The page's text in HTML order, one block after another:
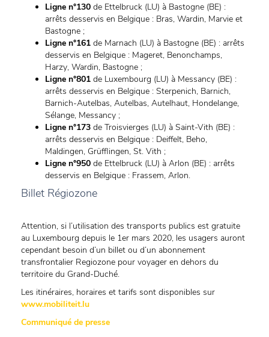
Ligne n°130 de Ettelbruck (LU) à Bastogne (BE) :
arrêts desservis en Belgique : Bras, Wardin, Marvie et
Bastogne ;
Ligne n°161 de Marnach (LU) à Bastogne (BE) : arrêts
desservis en Belgique : Mageret, Benonchamps,
Harzy, Wardin, Bastogne ;
Ligne n°801 de Luxembourg (LU) à Messancy (BE) :
arrêts desservis en Belgique : Sterpenich, Barnich,
Barnich-Autelbas, Autelbas, Autelhaut, Hondelange,
Sélange, Messancy ;
Ligne n°173 de Troisvierges (LU) à Saint-Vith (BE) :
arrêts desservis en Belgique : Deiffelt, Beho,
Maldingen, Grüfflingen, St. Vith ;
Ligne n°950 de Ettelbruck (LU) à Arlon (BE) : arrêts
desservis en Belgique : Frassem, Arlon.
Billet Régiozone
Attention, si l’utilisation des transports publics est gratuite
au Luxembourg depuis le 1er mars 2020, les usagers auront
cependant besoin d’un billet ou d’un abonnement
transfrontalier Regiozone pour voyager en dehors du
territoire du Grand-Duché.
Les itinéraires, horaires et tarifs sont disponibles sur
www.mobiliteit.lu
Communiqué de presse